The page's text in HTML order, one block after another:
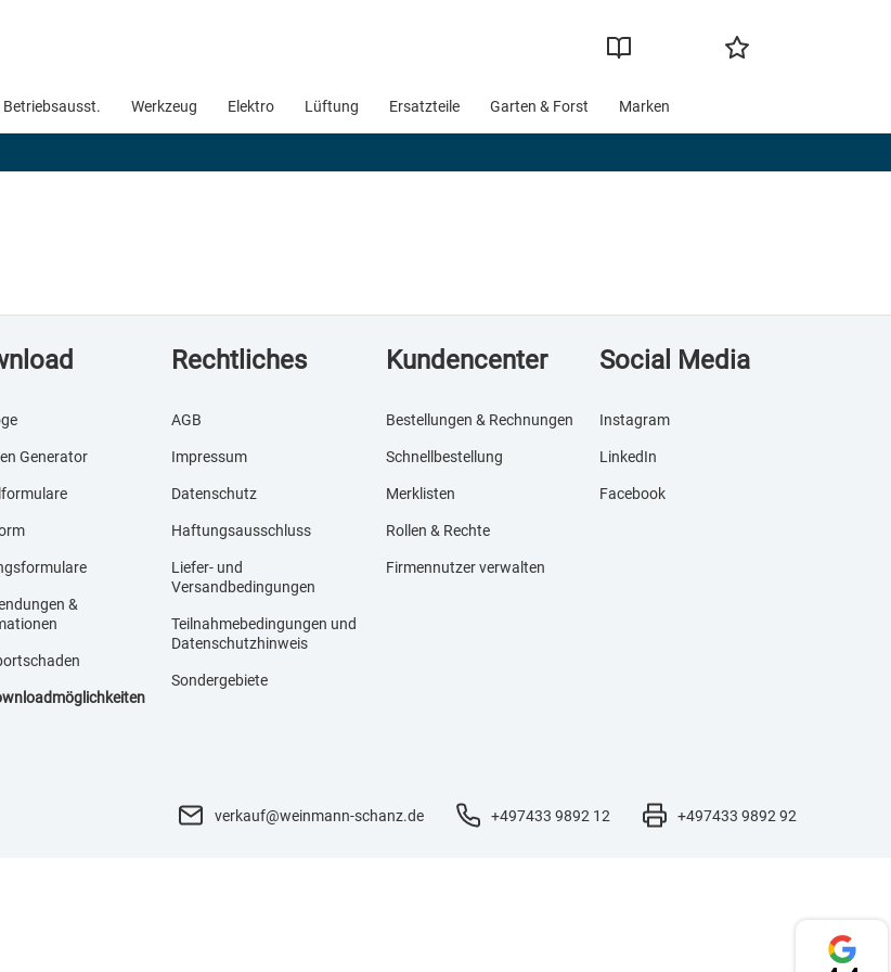
Betriebsausst. Werkzeug Elektro Lüftung Ersatzteile Garten & Forst Marken
Generator
&
Rechtliches
AGB
Impressum
Datenschutz
Haftungsausschluss
Liefer- und
Versandbedingungen
Teilnahmebedingungen und
Datenschutzhinweis
Sondergebiete
Kundencenter
Bestellungen & Rechnungen
Schnellbestellung
Merklisten
Rollen & Rechte
Firmennutzer verwalten
Social Media
Instagram
LinkedIn
Facebook
verkauf@weinmann-schanz.de +497433 9892 12 +497433 9892 92